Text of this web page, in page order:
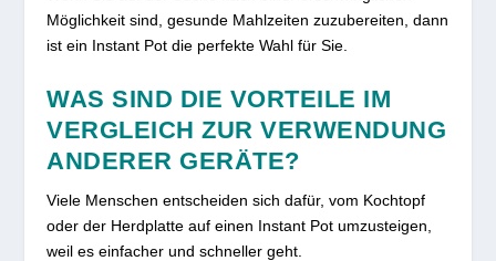
Möglichkeit sind, gesunde Mahlzeiten zuzubereiten, dann
ist ein Instant Pot die perfekte Wahl für Sie.
WAS SIND DIE VORTEILE IM
VERGLEICH ZUR VERWENDUNG
ANDERER GERÄTE?
Viele Menschen entscheiden sich dafür, vom Kochtopf
oder der Herdplatte auf einen Instant Pot umzusteigen,
weil es einfacher und schneller geht.